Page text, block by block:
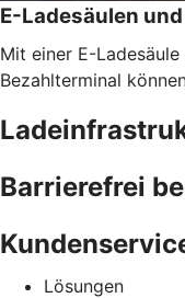
E-Ladesäulen
Mit einer E-
Bezahlterminal
Barrierefrei
Lösungen